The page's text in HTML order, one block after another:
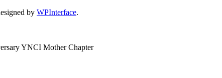
by WPInterface.
YNCI Mother Chapter